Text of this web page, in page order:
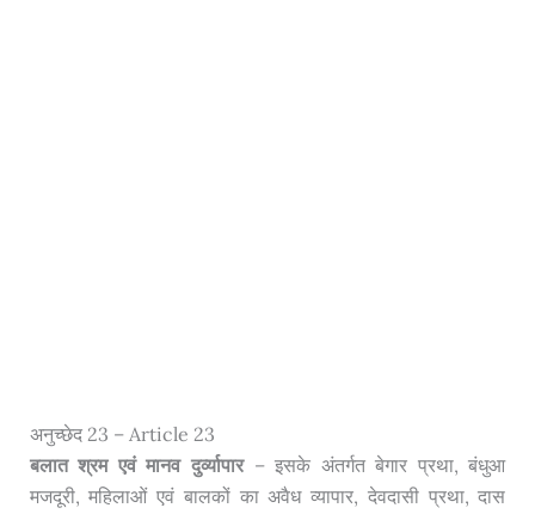
अनुच्छेद 23 – Article 23
बलात श्रम एवं मानव दुर्व्यापार– इसके अंतर्गत बेगार प्रथा, बंधुआ
मजदूरी, महिलाओं एवं बालकों का अवैध व्यापार, देवदासी प्रथा, दास